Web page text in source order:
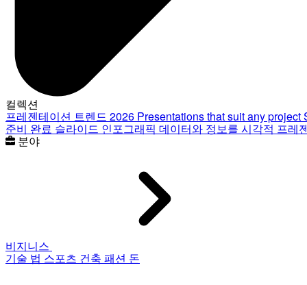
컬렉션
프레젠테이션 트렌드 2026 Presentations that suit any project
준비 완료 슬라이드 인포그래픽 데이터와 정보를 시각적 프레
분야
비지니스
기술 법 스포츠 건축 패션 돈